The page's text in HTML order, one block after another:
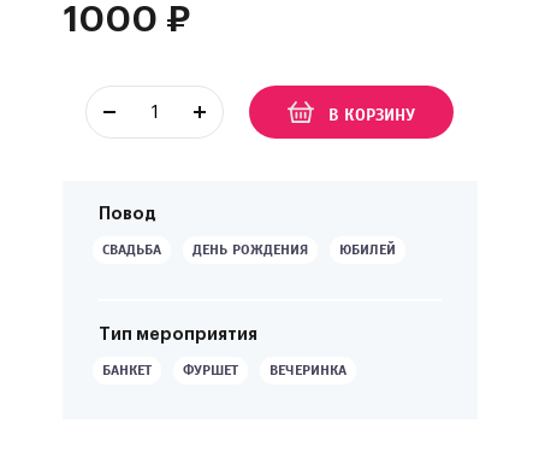
Повод
СВАДЬБА ДЕНЬ РОЖДЕНИЯ ЮБИЛЕЙ
Тип мероприятия
БАНКЕТ ФУРШЕТ ВЕЧЕРИНКА
1000 ₽
В КОРЗИНУ